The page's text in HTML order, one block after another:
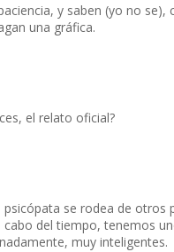
y saben (yo no se),
una gráfica.
el relato oficial?
se rodea de otros
del tiempo, tenemos
muy inteligentes.